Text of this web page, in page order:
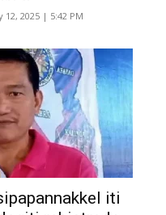
12, 2025 | 5:42 PM
iti